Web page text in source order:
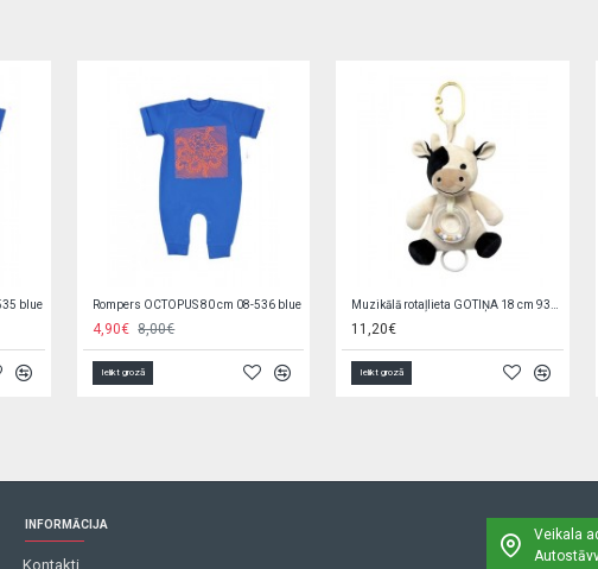
Cepure ROARrr...(46-028)
5,90€
Ielikt grozā
Autobuss ar gaismām un atveramām durvīm 48884
9,70€
Ielikt grozā
INFORMĀCIJA
Kontakti
Veikala